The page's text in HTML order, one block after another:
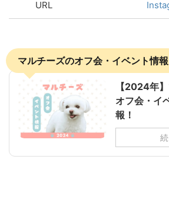
URL
マルチーズのオフ会・イベント情報
【2024年
オフ会・イ
報！